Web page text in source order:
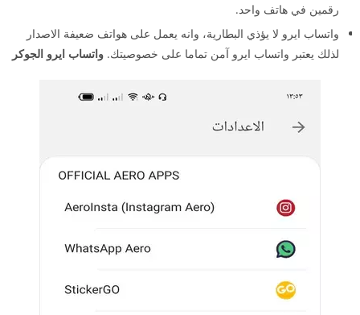
رقمين في هاتف واحد.
واتساب ايرو لا يؤذي البطارية، وانه يعمل على هواتف ضعيفة الاصدار
لذلك يعتبر واتساب ايرو آمن تماما على خصوصيتك. واتساب ايرو الجوكر